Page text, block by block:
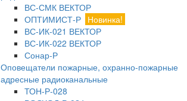
ВС-СМК ВЕКТОР
ОПТИМИСТ-Р Новинка!
ВС-ИК-021 ВЕКТОР
ВС-ИК-022 ВЕКТОР
Сонар-Р
Оповещатели пожарные, охранно-пожарные
адресные радиоканальные
ТОН-Р-028